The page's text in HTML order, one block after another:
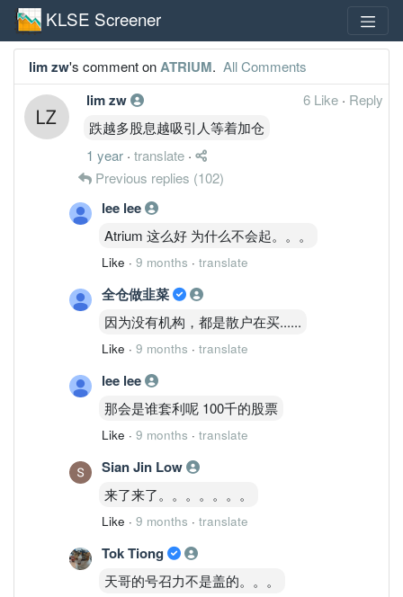
KLSE Screener
lim zw's comment onATRIUM. All Comments
lim zw 6 Like · Reply
跌越多股息越吸引人等着加仓
1 year · translate ·
Previous replies (102)
lee lee
Atrium 这么好 为什么不会起。。。
Like · 9 months · translate
全仓做韭菜
因为没有机构，都是散户在买......
Like · 9 months · translate
lee lee
那会是谁套利呢 100千的股票
Like · 9 months · translate
Sian Jin Low
来了来了。。。。。。。
Like · 9 months · translate
Tok Tiong
天哥的号召力不是盖的。。。